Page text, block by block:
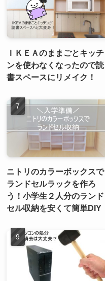
ＩＫＥＡのままごとキッチ
ンを使わなくなったので読
書スペースにリメイク！
ニトリのカラーボックスで
ランドセルラックを作ろ
う！小学生２人分のランド
セル収納を安くて簡単DIY